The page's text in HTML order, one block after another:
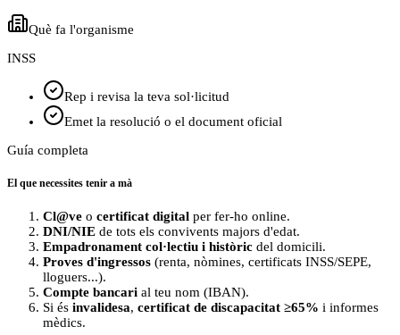
Què fa l'organisme
INSS
Rep i revisa la teva sol·licitud
Emet la resolució o el document oficial
Guía completa
El que necessites tenir a mà
Cl@ve o certificat digital per fer-ho online.
DNI/NIE de tots els convivents majors d'edat.
Empadronament col·lectiu i històric del domicili.
Proves d'ingressos (renta, nòmines, certificats INSS/SEPE,
lloguers...).
Compte bancari al teu nom (IBAN).
Si és invalidesa, certificat de discapacitat ≥65% i informes
mèdics.